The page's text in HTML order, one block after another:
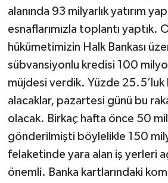
alanında 93 milyarlık yatırım
esnaflarımızla toplantı yaptık.
hükümetimizin Halk Bankası
sübvansiyonlu kredisi 100
müjdesi verdik. Yüzde
alacaklar, pazartesi günü bu
olacak. Birkaç hafta önce 50
gönderilmişti böylelikle 150
felaketinde yara alan iş yerleri
önemli. Banka kartlarındaki